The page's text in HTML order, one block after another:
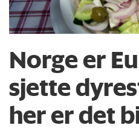
Norge er
sjette
her er det